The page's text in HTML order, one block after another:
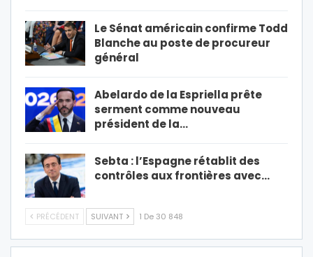
Le Sénat américain confirme Todd
Blanche au poste de procureur
général
Abelardo de la Espriella prête
serment comme nouveau
président de la…
Sebta : l’Espagne rétablit des
contrôles aux frontières avec…
PRÉCÉDENT SUIVANT 1 De 30 848